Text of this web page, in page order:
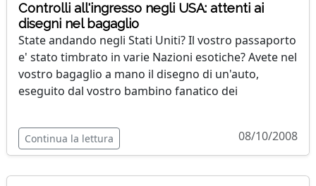
Controlli all'ingresso negli USA: attenti ai
disegni nel bagaglio
State andando negli Stati Uniti? Il vostro passaporto
e' stato timbrato in varie Nazioni esotiche? Avete nel
vostro bagaglio a mano il disegno di un'auto,
eseguito dal vostro bambino fanatico dei
Continua la lettura 08/10/2008